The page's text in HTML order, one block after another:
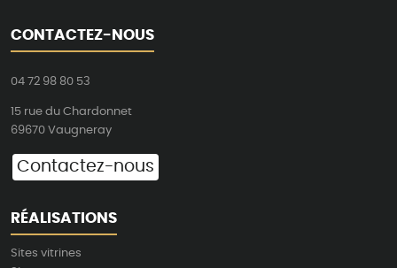
CONTACTEZ-NOUS
04 72 98 80 53
15 rue du Chardonnet
69670 Vaugneray
Contactez-nous
RÉALISATIONS
Sites vitrines